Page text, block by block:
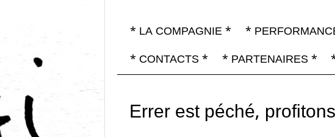
Bonsoir la
Compagnie
Compagnies
vivants,
mais pas
Menu ☰
Passer directement au
* LA COMPAGNIE * *
* CONTACTS *
* PARTENAIRES *
Errer est péché,